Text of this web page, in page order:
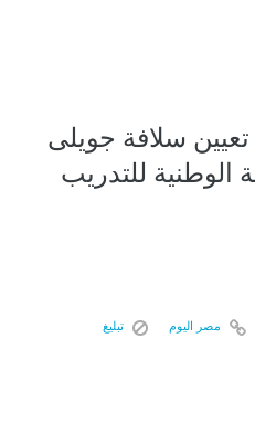
سلافة جويلى
الوطنية للتدريب
مصر اليوم تبليغ